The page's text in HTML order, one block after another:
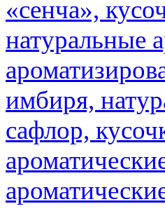
«сенча»,
натуральные
имбиря,
сафлор,